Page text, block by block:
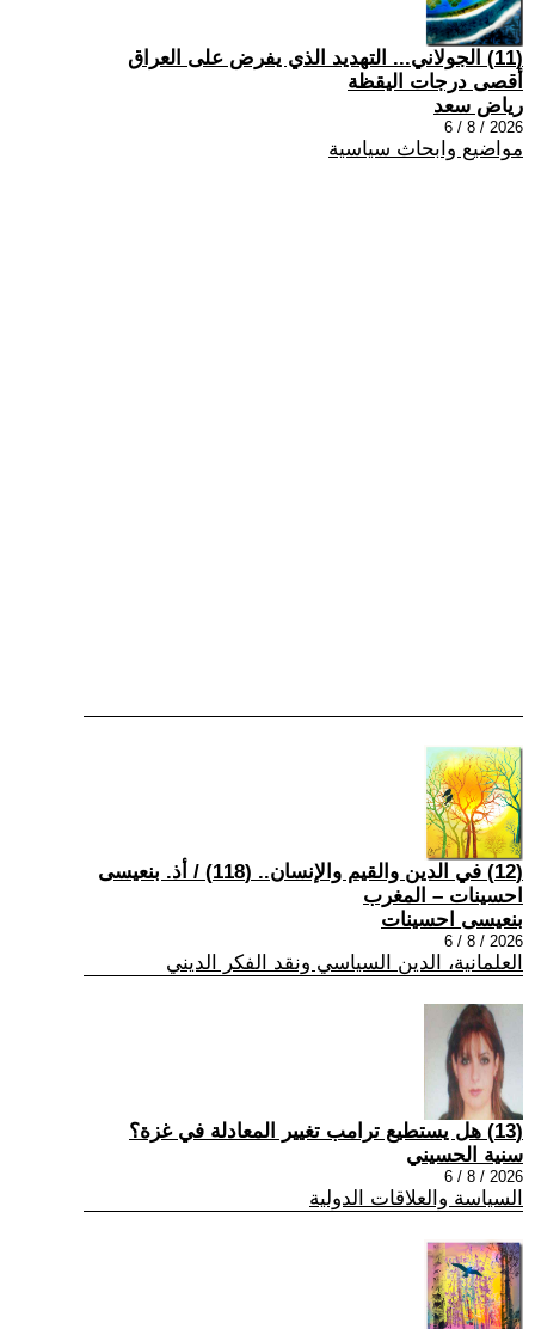
(11) الجولاني... التهديد الذي يفرض على العراق
أقصى درجات اليقظة
رياض سعد
2026 / 8 / 6
مواضيع وابحاث سياسية
(12) في الدين والقيم والإنسان.. (118) / أذ. بنعيسى
احسينات – المغرب
بنعيسى احسينات
2026 / 8 / 6
العلمانية، الدين السياسي ونقد الفكر الديني
(13) هل يستطيع ترامب تغيير المعادلة في غزة؟
سنية الحسيني
2026 / 8 / 6
السياسة والعلاقات الدولية